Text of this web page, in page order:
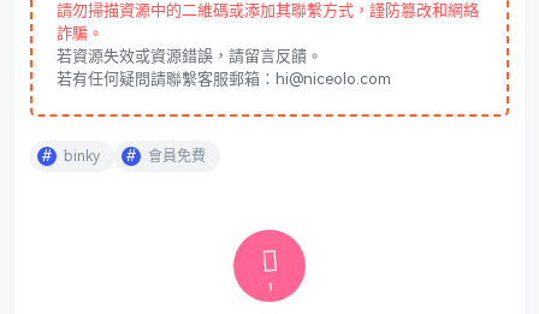
請勿掃描資源中的二維碼或添加其聯繫方式，謹防篡改和網絡
詐騙。
若資源失效或資源錯誤，請留言反饋。
若有任何疑問請聯繫客服郵箱：hi@niceolo.com
binky 會員免費
1